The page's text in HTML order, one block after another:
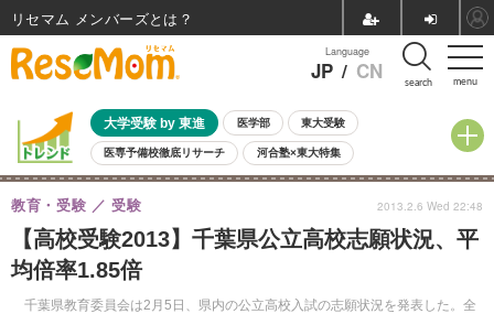
menu
Language
JP / CN search
大学受験 by 東進 医学部 東大受験
医専予備校徹底リサーチ 河合塾×東大特集
親子で考える大学選び 高校受験 中学受験 小学校受験
共通テスト 夏休み
8月開催イベント・WS 全国公立高校 過去問 人気記事
自由研究教材（小学生向け）
【高校受験2013】千葉県公立高校志願状況、平
均倍率1.85倍
千葉県教育委員会は2月5日、県内の公立高校入試の志願状況を発表した。全
教育・受験 受験 2013.2.6 Wed 22:48
リセマム メンバーズ